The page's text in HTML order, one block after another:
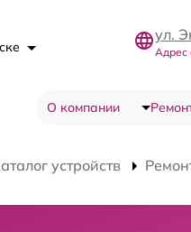
ул.
Адрес
О компании
устройств